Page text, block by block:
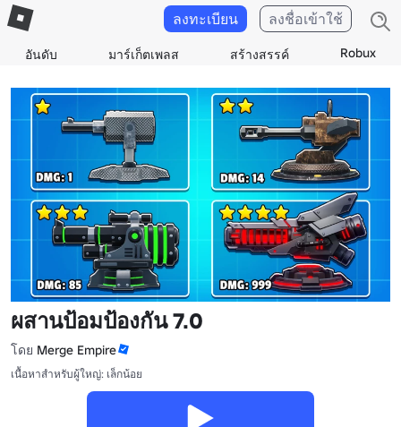
อันดับ มาร์เก็ตเพลส สร้างสรรค์ Robux
ลงทะเบียน ลงชื่อเข้าใช้
ผสานป้อมป้องกัน 7.0
โดย Merge Empire
เนื้อหาสำหรับผู้ใหญ่: เล็กน้อย